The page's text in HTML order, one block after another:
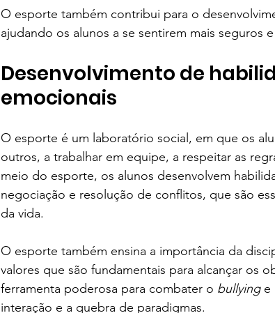
O esporte também contribui para o
ajudando os alunos a se sentirem mais seguros e
Desenvolvimento de
emocionais
O esporte é um laboratório social, em que os
outros, a trabalhar em equipe, a respeitar as
meio do esporte, os alunos desenvolvem
negociação e resolução de conflitos, que são
da vida.
O esporte também ensina a importância da
valores que são fundamentais para alcançar os
ferramenta poderosa para combater o bullying e
interação e a quebra de paradigmas.